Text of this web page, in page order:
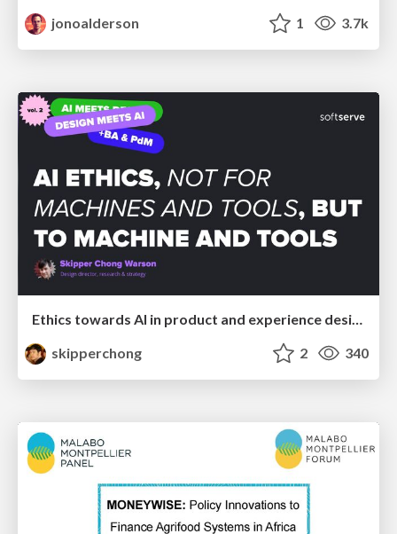
jonoalderson
1 3.7k
Ethics towards AI in product and experience design
skipperchong
2 340